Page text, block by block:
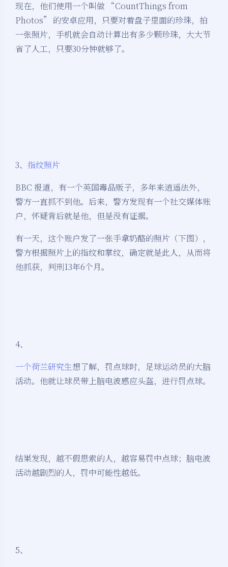
现在，他们使用一个叫做 “CountThings from
Photos” 的安卓应用，只要对着盘子里面的珍珠，拍
一张照片，手机就会自动计算出有多少颗珍珠，大大节
省了人工，只要30分钟就够了。
3、 指纹照片
BBC 报道，有一个英国毒品贩子，多年来逍遥法外，
警方一直抓不到他。后来，警方发现有一个社交媒体账
户，怀疑背后就是他，但是没有证据。
有一天，这个账户发了一张手拿奶酪的照片（下图），
警方根据照片上的指纹和掌纹，确定就是此人，从而将
他抓获，判刑13年6个月。
4、
一个荷兰研究生想了解，罚点球时，足球运动员的大脑
活动。他就让球员带上脑电波感应头盔，进行罚点球。
结果发现，越不假思索的人，越容易罚中点球；脑电波
活动越剧烈的人，罚中可能性越低。
5、